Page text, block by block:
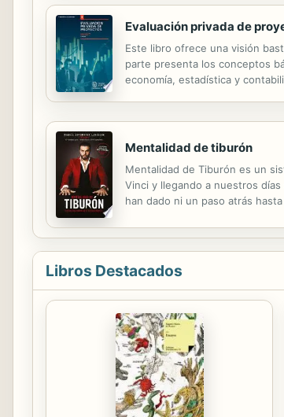
Evaluación privada de
Este libro ofrece una visión
parte presenta los conceptos
economía, estadística y
Mentalidad de tiburón
Mentalidad de Tiburón es un
Vinci y llegando a nuestros
han dado ni un paso atrás
Libros Destacados